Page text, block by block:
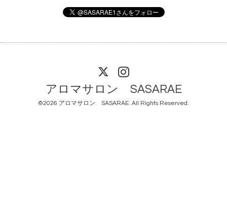
アロマサロン SASARAE
©2026 アロマサロン SASARAE. All Rights Reserved.